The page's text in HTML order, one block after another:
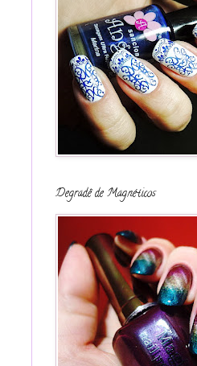
Degradê de Magnéticos